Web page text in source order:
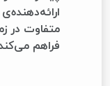
متفاوت در
فراهم